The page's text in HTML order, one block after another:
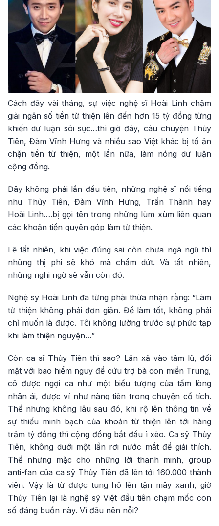
Cách đây vài tháng, sự việc nghệ sĩ Hoài Linh chậm
giải ngân số tiền từ thiện lên đến hơn 15 tỷ đồng từng
khiến dư luận sôi sục…thì giờ đây, câu chuyện Thủy
Tiên, Đàm Vĩnh Hưng và nhiều sao Việt khác bị tố ăn
chặn tiền từ thiện, một lần nữa, làm nóng dư luận
cộng đồng.
Đây không phải lần đầu tiên, những nghệ sĩ nổi tiếng
như Thủy Tiên, Đàm Vĩnh Hưng, Trấn Thành hay
Hoài Linh….bị gọi tên trong những lùm xùm liên quan
các khoản tiền quyên góp làm từ thiện.
Lẽ tất nhiên, khi việc đúng sai còn chưa ngã ngũ thì
những thị phi sẽ khó mà chấm dứt. Và tất nhiên,
những nghi ngờ sẽ vẫn còn đó.
Nghệ sỹ Hoài Linh đã từng phải thừa nhận rằng: “Làm
từ thiện không phải đơn giản. Để làm tốt, không phải
chỉ muốn là được. Tôi không lường trước sự phức tạp
khi làm thiện nguyện…”
Còn ca sĩ Thủy Tiên thì sao? Lăn xả vào tâm lũ, đối
mặt với bao hiểm nguy để cứu trợ bà con miền Trung,
cô được ngợi ca như một biểu tượng của tấm lòng
nhân ái, được ví như nàng tiên trong chuyện cổ tích.
Thế nhưng không lâu sau đó, khi rộ lên thông tin về
sự thiếu minh bạch của khoản từ thiện lên tới hàng
trăm tỷ đồng thì cộng đồng bắt đầu ì xèo. Ca sỹ Thủy
Tiên, không dưới một lần rơi nước mắt để giải thích.
Thế nhưng mặc cho những lời thanh minh, group
anti-fan của ca sỹ Thủy Tiên đã lên tới 160.000 thành
viên. Vậy là từ được tung hô lên tận mây xanh, giờ
Thủy Tiên lại là nghệ sỹ Việt đầu tiên chạm mốc con
số đáng buồn này. Vì đâu nên nỗi?